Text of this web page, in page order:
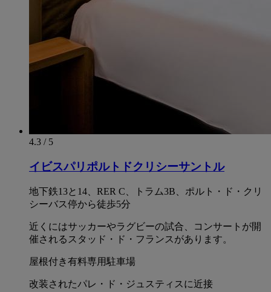
4.3 / 5
イビスパリポルトドクリシーサントル
地下鉄13と14、RER C、トラム3B、ポルト・ド・クリ
シーバス停から徒歩5分
近くにはサッカーやラグビーの試合、コンサートが開
催されるスタッド・ド・フランスがあります。
屋根付き有料専用駐車場
改装されたパレ・ド・ジュスティスに近接